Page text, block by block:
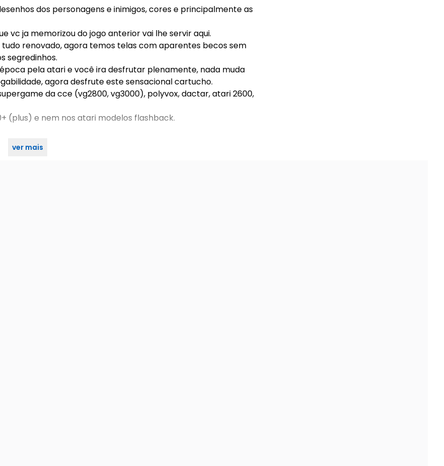
dos personagens e inimigos, cores e principalmente as
vc ja memorizou do jogo anterior vai lhe servir aqui.
renovado, agora temos telas com aparentes becos sem
segredinhos.
pela atari e você ira desfrutar plenamente, nada muda
agora desfrute este sensacional cartucho.
da cce (vg2800, vg3000), polyvox, dactar, atari 2600,
(plus) e nem nos atari modelos flashback.
ver mais